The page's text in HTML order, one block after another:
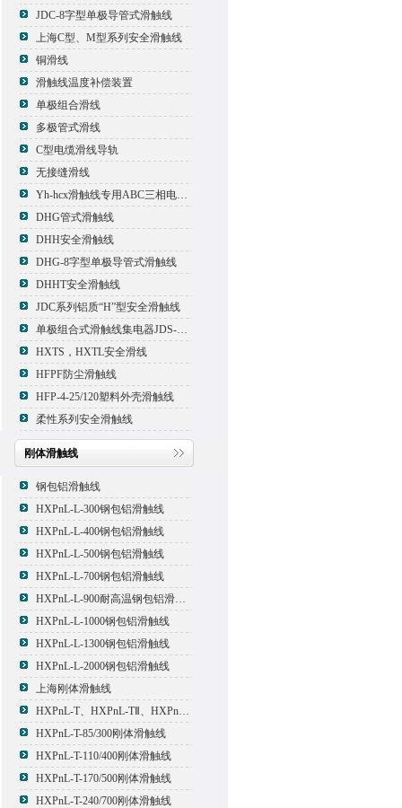
JDC-8字型单极导管式滑触线
上海C型、M型系列安全滑触线
铜滑线
滑触线温度补偿装置
单极组合滑线
多极管式滑线
C型电缆滑线导轨
无接缝滑线
Yh-hcx滑触线专用ABC三相电压信号指示灯
DHG管式滑触线
DHH安全滑触线
DHG-8字型单极导管式滑触线
DHHT安全滑触线
JDC系列铝质“H”型安全滑触线
单极组合式滑触线集电器JDS-500*2
HXTS，HXTL安全滑线
HFPF防尘滑触线
HFP-4-25/120塑料外壳滑触线
柔性系列安全滑触线
刚体滑触线
钢包铝滑触线
HXPnL-L-300钢包铝滑触线
HXPnL-L-400钢包铝滑触线
HXPnL-L-500钢包铝滑触线
HXPnL-L-700钢包铝滑触线
HXPnL-L-900耐高温钢包铝滑触线
HXPnL-L-1000钢包铝滑触线
HXPnL-L-1300钢包铝滑触线
HXPnL-L-2000钢包铝滑触线
上海刚体滑触线
HXPnL-T、HXPnL-TⅡ、HXPnL-TⅢ系列钢体滑线
HXPnL-T-85/300刚体滑触线
HXPnL-T-110/400刚体滑触线
HXPnL-T-170/500刚体滑触线
HXPnL-T-240/700刚体滑触线